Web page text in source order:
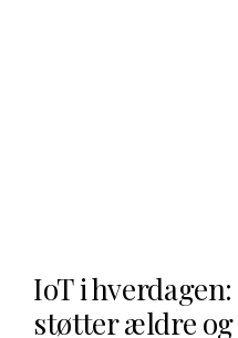
IoT i
støtter ældre